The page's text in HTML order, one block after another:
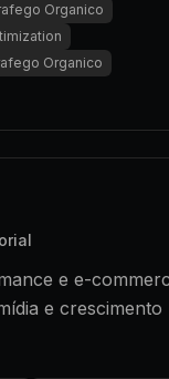
Organico
Organico
e e-
e crescimento